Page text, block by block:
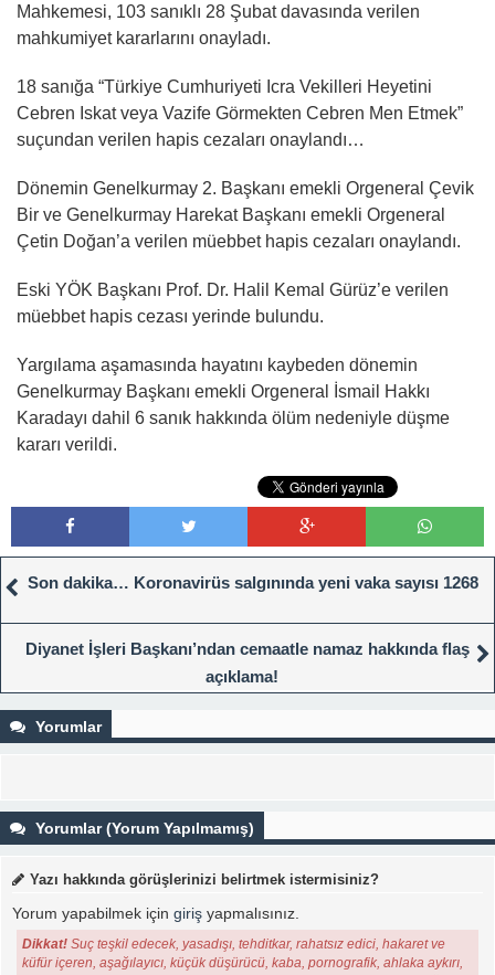
Mahkemesi, 103 sanıklı 28 Şubat davasında verilen
mahkumiyet kararlarını onayladı.
18 sanığa “Türkiye Cumhuriyeti Icra Vekilleri Heyetini
Cebren Iskat veya Vazife Görmekten Cebren Men Etmek”
suçundan verilen hapis cezaları onaylandı…
Dönemin Genelkurmay 2. Başkanı emekli Orgeneral Çevik
Bir ve Genelkurmay Harekat Başkanı emekli Orgeneral
Çetin Doğan’a verilen müebbet hapis cezaları onaylandı.
Eski YÖK Başkanı Prof. Dr. Halil Kemal Gürüz’e verilen
müebbet hapis cezası yerinde bulundu.
Yargılama aşamasında hayatını kaybeden dönemin
Genelkurmay Başkanı emekli Orgeneral İsmail Hakkı
Karadayı dahil 6 sanık hakkında ölüm nedeniyle düşme
kararı verildi.
Son dakika… Koronavirüs salgınında yeni vaka sayısı 1268
Diyanet İşleri Başkanı’ndan cemaatle namaz hakkında flaş
açıklama!
Yorumlar
Yorumlar (Yorum Yapılmamış)
Yazı hakkında görüşlerinizi belirtmek istermisiniz?
Yorum yapabilmek için giriş yapmalısınız.
Dikkat! Suç teşkil edecek, yasadışı, tehditkar, rahatsız edici, hakaret ve
küfür içeren, aşağılayıcı, küçük düşürücü, kaba, pornografik, ahlaka aykırı,